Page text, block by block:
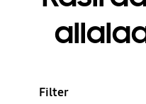
Filter